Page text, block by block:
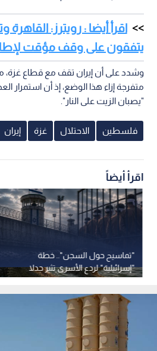
اقرأ أيضا : رويترز:
يتفقون على وقف مؤقت
وشدد على أن إيران تقف مع قطاع غزة،
متفرجة إزاء هذا الوضع، إذ أن استمرار
"يصبان الزيت على النار".
فلسطين الاحتلال غزة إيران
اقرأ أيضاً
"تماسيح حول السجن".. خطة
"إسرائيلية" لردع الأسرى تثير جدلا
وتدخلا قضائيا